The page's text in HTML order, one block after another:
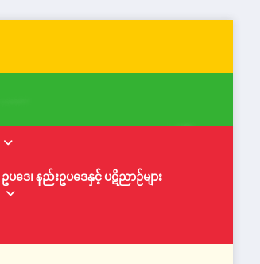
ဥပဒေ၊ နည်းဥပဒေနှင့် ပဋိညာဉ်များ